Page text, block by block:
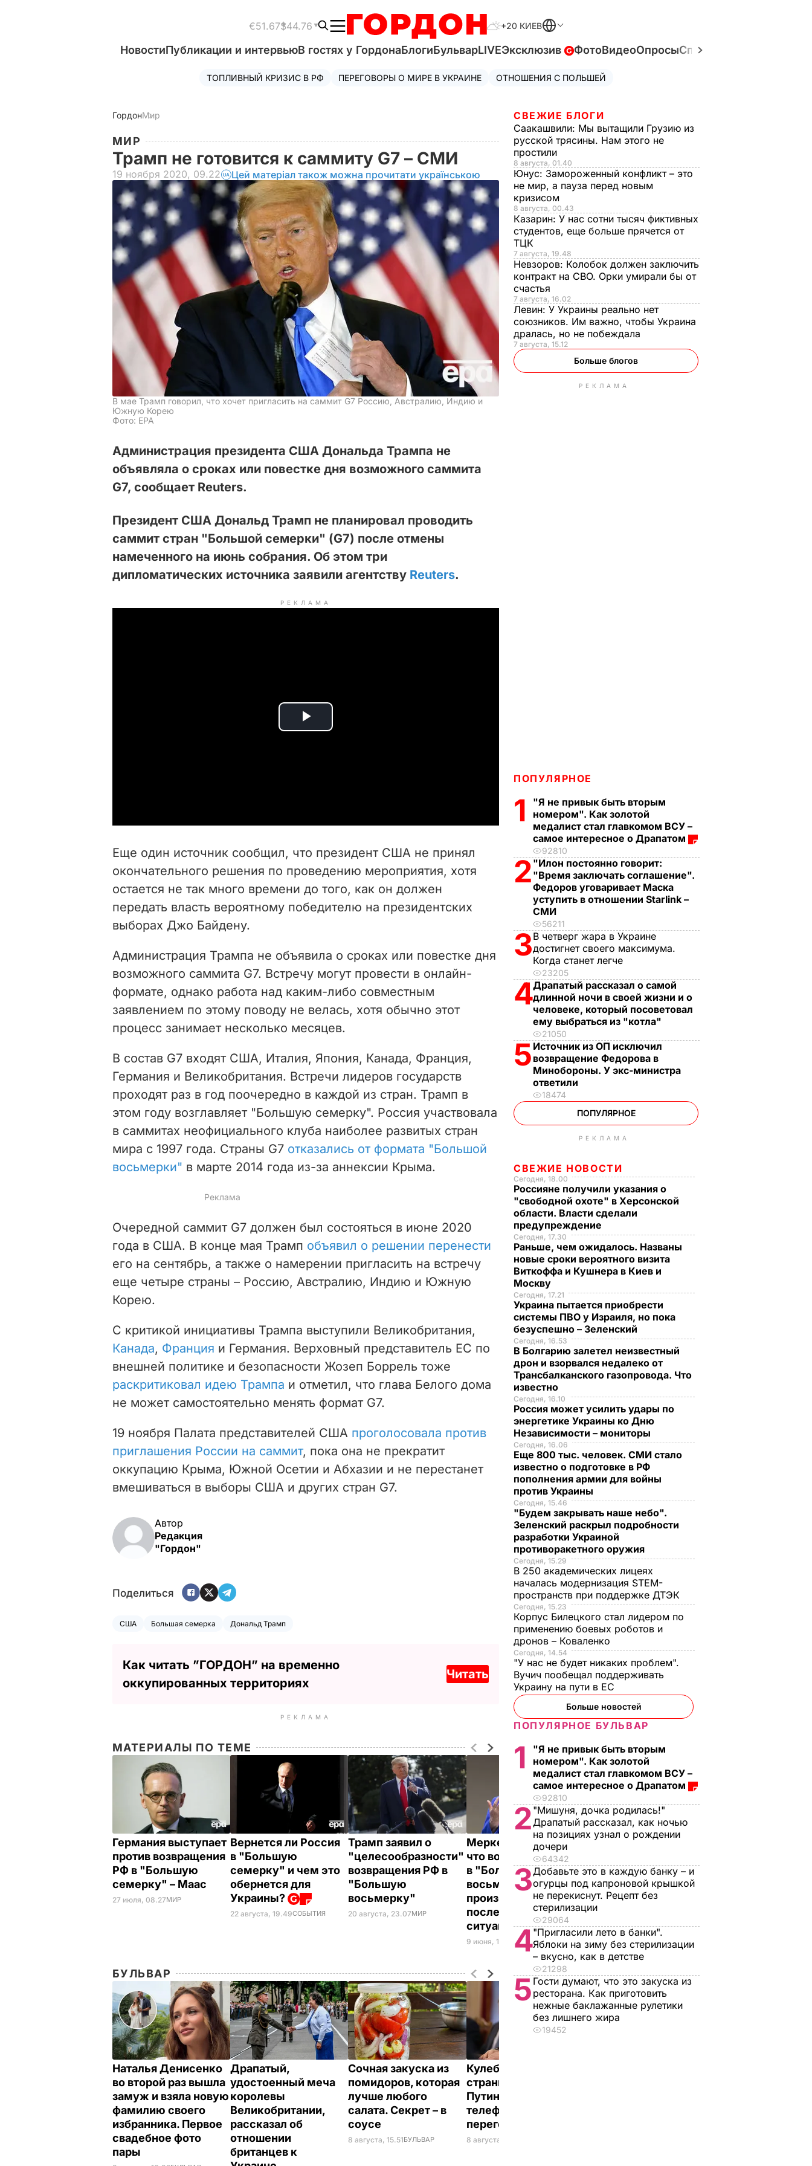
€51.67$44.76 +20 КИЕВ
НовостиПубликации и интервьюВ гостях у ГордонаБлогиБульварLIVEЭксклюзив ФотоВидеоОпросыСпецпроекты
ТОПЛИВНЫЙ КРИЗИС В РФ ПЕРЕГОВОРЫ О МИРЕ В УКРАИНЕ ОТНОШЕНИЯ С ПОЛЬШЕЙ
ГордонМир
МИР
Трамп не готовится к саммиту G7 – СМИ
19 ноября 2020, 09.22 Цей матеріал також можна прочитати українською
В мае Трамп говорил, что хочет пригласить на саммит G7 Россию, Австралию, Индию и
Южную Корею
Фото: EPA
Администрация президента США Дональда Трампа не
объявляла о сроках или повестке дня возможного саммита
G7, сообщает Reuters.
Президент США Дональд Трамп не планировал проводить
саммит стран "Большой семерки" (G7) после отмены
намеченного на июнь собрания. Об этом три
дипломатических источника заявили агентству Reuters.
РЕКЛАМА
P
i
d
o
Еще один источник сообщил, что президент США не принял
окончательного решения по проведению мероприятия, хотя
остается не так много времени до того, как он должен
передать власть вероятному победителю на президентских
выборах Джо Байдену.
Администрация Трампа не объявила о сроках или повестке дня
возможного саммита G7. Встречу могут провести в онлайн-
формате, однако работа над каким-либо совместным
заявлением по этому поводу не велась, хотя обычно этот
процесс занимает несколько месяцев.
В состав G7 входят США, Италия, Япония, Канада, Франция,
Германия и Великобритания. Встречи лидеров государств
проходят раз в год поочередно в каждой из стран. Трамп в
этом году возглавляет "Большую семерку". Россия участвовала
в саммитах неофициального клуба наиболее развитых стран
мира с 1997 года. Страны G7 отказались от формата "Большой
восьмерки" в марте 2014 года из-за аннексии Крыма.
Очередной саммит G7 должен был состояться в июне 2020
года в США. В конце мая Трамп объявил о решении перенести
его на сентябрь, а также о намерении пригласить на встречу
еще четыре страны – Россию, Австралию, Индию и Южную
Корею.
С критикой инициативы Трампа выступили Великобритания,
Канада, Франция и Германия. Верховный представитель ЕС по
внешней политике и безопасности Жозеп Боррель тоже
раскритиковал идею Трампа и отметил, что глава Белого дома
не может самостоятельно менять формат G7.
19 ноября Палата представителей США проголосовала против
приглашения России на саммит, пока она не прекратит
оккупацию Крыма, Южной Осетии и Абхазии и не перестанет
вмешиваться в выборы США и других стран G7.
Автор
Редакция
"Гордон"
Поделиться
США Большая семерка Дональд Трамп
Как читать ”ГОРДОН” на временно
оккупированных территориях
Читать
РЕКЛАМА
МАТЕРИАЛЫ ПО ТЕМЕ
Германия выступает
против возвращения
РФ в "Большую
семерку" – Маас
27 июля, 08.27МИР
Вернется ли Россия
в "Большую
семерку" и чем это
обернется для
Украины?
22 августа, 19.49СОБЫТИЯ
Трамп заявил о
"целесообразности"
возвращения РФ в
"Большую
восьмерку"
20 августа, 23.07МИР
Меркель заявила,
что возвращение РФ
в "Большую
восьмерку" может
произойти только
после прогресса по
ситуации в Украине
9 июня, 11.37 МИР
БУЛЬВАР
Наталья Денисенко
во второй раз вышла
замуж и взяла новую
фамилию своего
избранника. Первое
свадебное фото
пары
Драпатый,
удостоенный меча
королевы
Великобритании,
рассказал об
отношении
британцев к
Сочная закуска из
помидоров, которая
лучше любого
салата. Секрет – в
соусе
8 августа, 15.51БУЛЬВАР
Кулеба рассказал о
странной манере
Путина вести
телефонные
переговоры
8 августа, 10.25
СВЕЖИЕ БЛОГИ
Саакашвили: Мы вытащили Грузию из
русской трясины. Нам этого не
простили
8 августа, 01.40
Юнус: Замороженный конфликт – это
не мир, а пауза перед новым
кризисом
8 августа, 00.43
Казарин: У нас сотни тысяч фиктивных
студентов, еще больше прячется от
ТЦК
7 августа, 19.48
Невзоров: Колобок должен заключить
контракт на СВО. Орки умирали бы от
счастья
7 августа, 16.02
Левин: У Украины реально нет
союзников. Им важно, чтобы Украина
дралась, но не побеждала
7 августа, 15.12
Больше блогов
РЕКЛАМА
ПОПУЛЯРНОЕ
1
"Я не привык быть вторым
номером". Как золотой
медалист стал главкомом ВСУ –
самое интересное о Драпатом
92810
2 "Илон постоянно говорит:
"Время заключать соглашение".
Федоров уговаривает Маска
уступить в отношении Starlink –
СМИ
56211
3В четверг жара в Украине
достигнет своего максимума.
Когда станет легче
23205
4Драпатый рассказал о самой
длинной ночи в своей жизни и о
человеке, который посоветовал
ему выбраться из "котла"
21050
5 Источник из ОП исключил
возвращение Федорова в
Минобороны. У экс-министра
ответили
18474
ПОПУЛЯРНОЕ
РЕКЛАМА
СВЕЖИЕ НОВОСТИ
Сегодня, 18.00
Россияне получили указания о
"свободной охоте" в Херсонской
области. Власти сделали
предупреждение
Сегодня, 17.30
Раньше, чем ожидалось. Названы
новые сроки вероятного визита
Виткоффа и Кушнера в Киев и
Москву
Сегодня, 17.21
Украина пытается приобрести
системы ПВО у Израиля, но пока
безуспешно – Зеленский
Сегодня, 16.53
В Болгарию залетел неизвестный
дрон и взорвался недалеко от
Трансбалканского газопровода. Что
известно
Сегодня, 16.10
Россия может усилить удары по
энергетике Украины ко Дню
Независимости – мониторы
Сегодня, 16.06
Еще 800 тыс. человек. СМИ стало
известно о подготовке в РФ
пополнения армии для войны
против Украины
Сегодня, 15.46
"Будем закрывать наше небо".
Зеленский раскрыл подробности
разработки Украиной
противоракетного оружия
Сегодня, 15.29
В 250 академических лицеях
началась модернизация STEM-
пространств при поддержке ДТЭК​
Сегодня, 15.23
Корпус Билецкого стал лидером по
применению боевых роботов и
дронов – Коваленко
Сегодня, 14.54
"У нас не будет никаких проблем".
Вучич пообещал поддерживать
Украину на пути в ЕС
Больше новостей
ПОПУЛЯРНОЕ БУЛЬВАР
1
"Я не привык быть вторым
номером". Как золотой
медалист стал главкомом ВСУ –
самое интересное о Драпатом
92810
2 "Мишуня, дочка родилась!"
Драпатый рассказал, как ночью
на позициях узнал о рождении
дочери
64342
3Добавьте это в каждую банку – и
огурцы под капроновой крышкой
не перекиснут. Рецепт без
стерилизации
29064
4"Пригласили лето в банки".
Яблоки на зиму без стерилизации
– вкусно, как в детстве
21298
5 Гости думают, что это закуска из
ресторана. Как приготовить
нежные баклажанные рулетики
без лишнего жира
19452